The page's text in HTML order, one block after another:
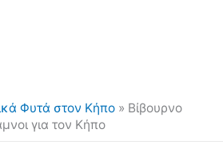
Φυτά στον Κήπο » Βίβουρνο
για τον Κήπο